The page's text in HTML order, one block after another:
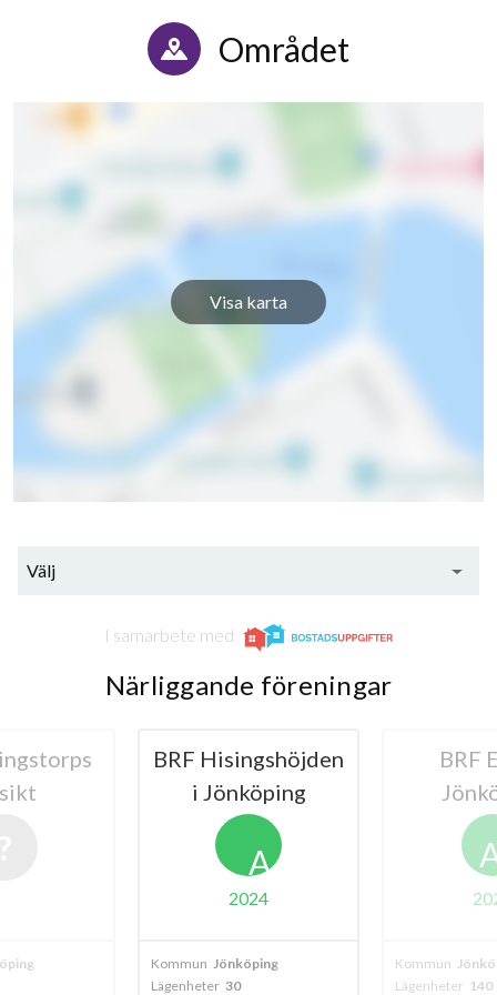
Området
Visa karta
Välj
I samarbete med
Närliggande föreningar
BRF Hisingshöjden
i Jönköping
A
2024
Kommun Jönköping
Lägenheter 30
BRF
Kommun
Lägenheter 140